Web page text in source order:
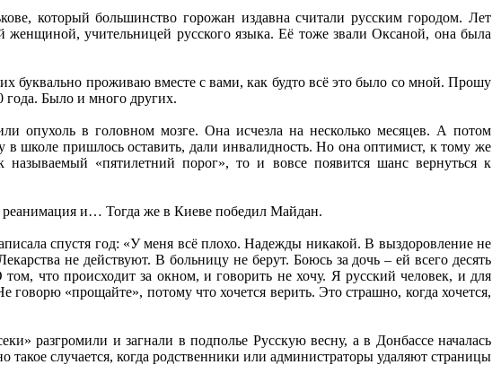
который большинство горожан издавна считали русским городом. Лет
учительницей русского языка. Её тоже звали Оксаной, она была
буквально проживаю вместе с вами, как будто всё это было со мной. Прошу
года. Было и много других.
опухоль в головном мозге. Она исчезла на несколько месяцев. А потом
школе пришлось оставить, дали инвалидность. Но она оптимист, к тому же
«пятилетний порог», то и вовсе появится шанс вернуться к
и… Тогда же в Киеве победил Майдан.
спустя год: «У меня всё плохо. Надежды никакой. В выздоровление не
не действуют. В больницу не берут. Боюсь за дочь – ей всего десять
что происходит за окном, и говорить не хочу. Я русский человек, и для
«прощайте», потому что хочется верить. Это страшно, когда хочется,
разгромили и загнали в подполье Русскую весну, а в Донбассе началась
случается, когда родственники или администраторы удаляют страницы